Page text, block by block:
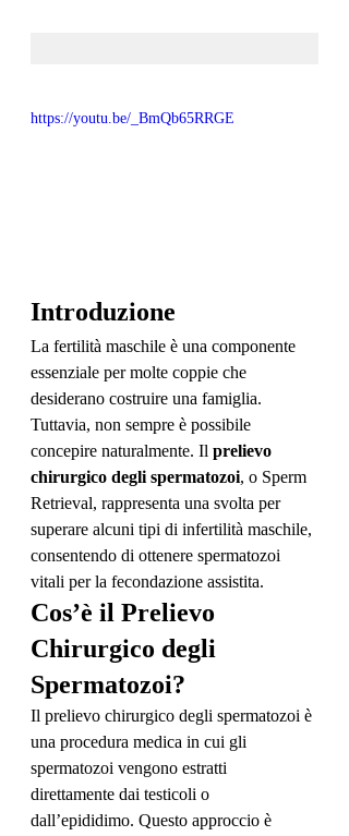
https://youtu.be/_BmQb65RRGE
Introduzione
La fertilità maschile è una componente
essenziale per molte coppie che
desiderano costruire una famiglia.
Tuttavia, non sempre è possibile
concepire naturalmente. Il prelievo
chirurgico degli spermatozoi, o Sperm
Retrieval, rappresenta una svolta per
superare alcuni tipi di infertilità maschile,
consentendo di ottenere spermatozoi
vitali per la fecondazione assistita.
Cos’è il Prelievo
Chirurgico degli
Spermatozoi?
Il prelievo chirurgico degli spermatozoi è
una procedura medica in cui gli
spermatozoi vengono estratti
direttamente dai testicoli o
dall’epididimo. Questo approccio è